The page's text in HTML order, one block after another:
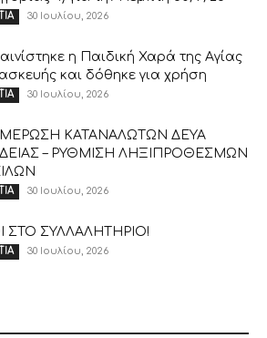
30 Ιουλίου, 2026
η Παιδική Χαρά της Αγίας
και δόθηκε για χρήση
30 Ιουλίου, 2026
ΚΑΤΑΝΑΛΩΤΩΝ ΔΕΥΑ
– ΡΥΘΜΙΣΗ ΛΗΞΙΠΡΟΘΕΣΜΩΝ
30 Ιουλίου, 2026
ΣΤΟ ΣΥΛΛΑΛΗΤΗΡΙΟ!
30 Ιουλίου, 2026